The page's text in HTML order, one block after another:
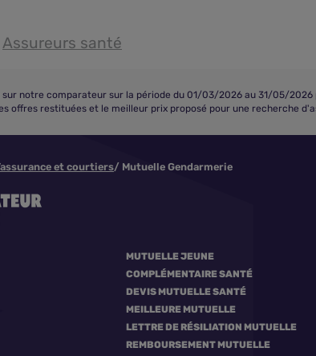
Assureurs santé
notre comparateur sur la période du 01/03/2026 au 31/05/
offres restituées et le meilleur prix proposé pour une recherche
et courtiers Mutuelle Gendarmerie
MUTUELLE JEUNE
COMPLÉMENTAIRE SANTÉ
DEVIS MUTUELLE SANTÉ
MEILLEURE MUTUELLE
LETTRE DE RÉSILIATION MUTUELLE
REMBOURSEMENT MUTUELLE